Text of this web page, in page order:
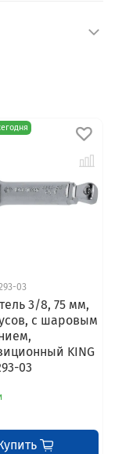
03
3/8, 75 мм,
с шаровым
KING
03